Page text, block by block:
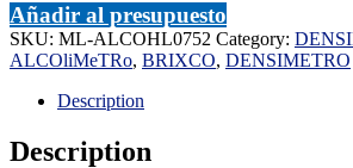
Añadir al presupuesto
SKU: ML-ALCOHL0752 Category:
ALCOliMeTRo, BRIXCO, DENSIMETRO
Description
Description